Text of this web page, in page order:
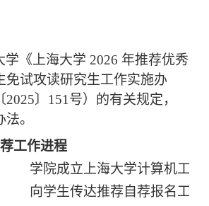
学《上海大学 2026 年推荐优秀
免试攻读研究生工作实施办
2025〕 151号）的有关规定，
。
工作进程
学院成立上海大学计算机工程
向学生传达推荐自荐报名工